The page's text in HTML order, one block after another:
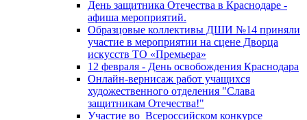
День защитника Отечества в Краснодаре -
афиша мероприятий.
Образцовые коллективы ДШИ №14 приняли
участие в мероприятии на сцене Дворца
искусств ТО «Премьера»
12 февраля - День освобождения Краснодара
Онлайн-вернисаж работ учащихся
художественного отделения "Слава
защитникам Отечества!"
Участие во Всероссийском конкурсе